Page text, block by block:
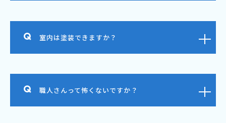
室内は塗装できますか？
職人さんって怖くないですか？